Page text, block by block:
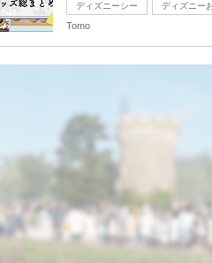
ディズニーシー ディズニー
Tomo